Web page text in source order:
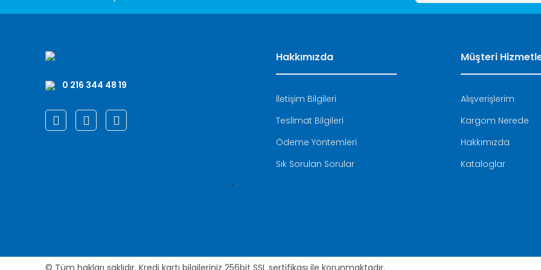
0 216 344 48 19
Hakkımızda
İletişim Bilgileri
Teslimat Bilgileri
Ödeme Yöntemleri
Sık Sorulan Sorular
Müşteri
Alışverişlerim
Kargom Nerede
Hakkımızda
Kataloglar
>
© Tüm hakları saklıdır. Kredi kartı bilgileriniz 256bit SSL sertifikası ile korunmaktadır.